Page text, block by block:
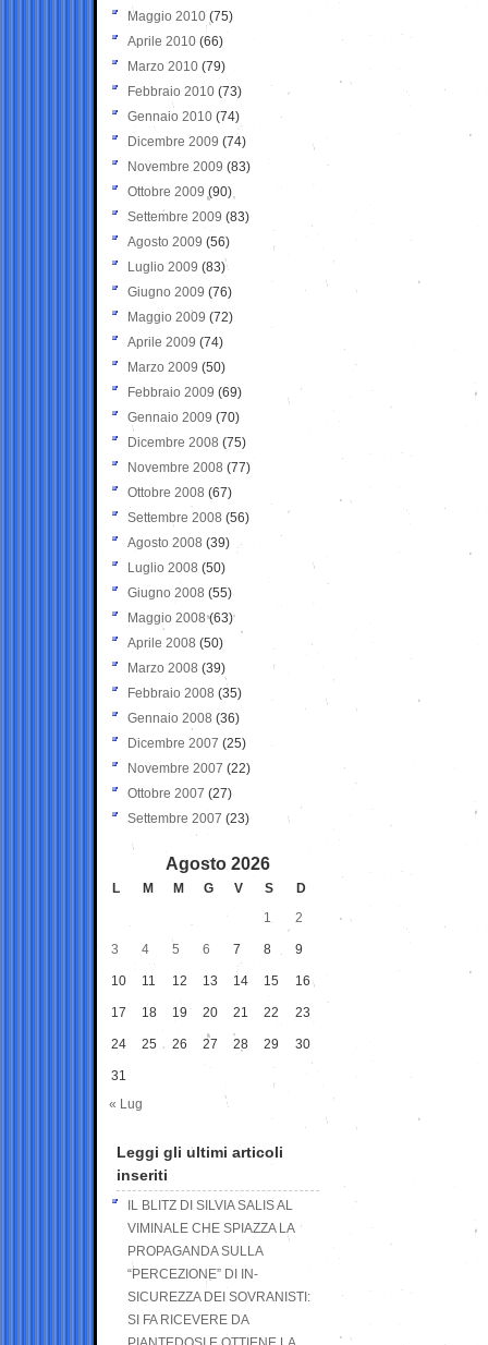
Maggio 2010 (75)
Aprile 2010 (66)
Marzo 2010 (79)
Febbraio 2010 (73)
Gennaio 2010 (74)
Dicembre 2009 (74)
Novembre 2009 (83)
Ottobre 2009 (90)
Settembre 2009 (83)
Agosto 2009 (56)
Luglio 2009 (83)
Giugno 2009 (76)
Maggio 2009 (72)
Aprile 2009 (74)
Marzo 2009 (50)
Febbraio 2009 (69)
Gennaio 2009 (70)
Dicembre 2008 (75)
Novembre 2008 (77)
Ottobre 2008 (67)
Settembre 2008 (56)
Agosto 2008 (39)
Luglio 2008 (50)
Giugno 2008 (55)
Maggio 2008(63)
Aprile 2008 (50)
Marzo 2008 (39)
Febbraio 2008 (35)
Gennaio 2008 (36)
Dicembre 2007 (25)
Novembre 2007 (22)
Ottobre 2007 (27)
Settembre 2007 (23)
Agosto 2026
L M M G V S
D
1
2
3 4 5 6 7 8 9
10 11 12 13 14 15 16
17 18 19 20 21 22 23
24 25 26 27 28 29 30
31
« Lug
Leggi gli ultimi articoli
inseriti
IL BLITZ DI SILVIA SALIS AL
VIMINALE CHE SPIAZZA LA
PROPAGANDA SULLA
“PERCEZIONE” DI IN-
SICUREZZA DEI SOVRANISTI:
SI FA RICEVERE DA